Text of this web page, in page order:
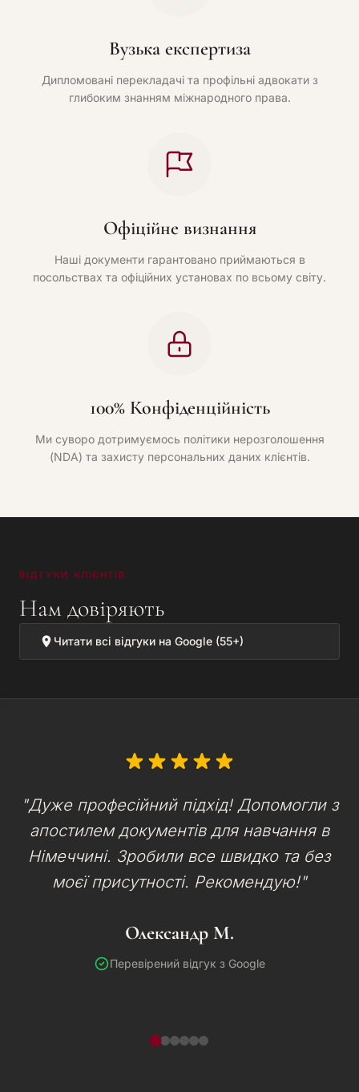
Вузька експертиза
Дипломовані перекладачі та профільні адвокати з
глибоким знанням міжнародного права.
Офіційне визнання
Наші документи гарантовано приймаються в
посольствах та офіційних установах по всьому світу.
100% Конфіденційність
Ми суворо дотримуємось політики нерозголошення
(NDA) та захисту персональних даних клієнтів.
ВІДГУКИ КЛІЄНТІВ
Нам довіряють
Читати всі відгуки на Google (55+)
"Дуже професійний підхід! Допомогли з
апостилем документів для навчання в
Німеччині. Зробили все швидко та без
моєї присутності. Рекомендую!"
Олександр М.
Перевірений відгук з Google